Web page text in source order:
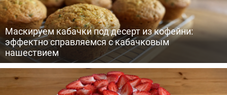
Маскируем кабачки под десерт из кофейни:
эффектно справляемся с кабачковым
нашествием